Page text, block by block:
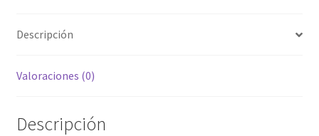
Descripción
Valoraciones (0)
Descripción